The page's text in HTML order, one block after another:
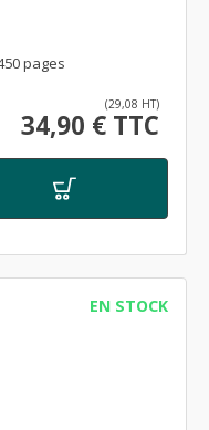
pages
(29,08 HT)
34,90 € TTC
EN STOCK